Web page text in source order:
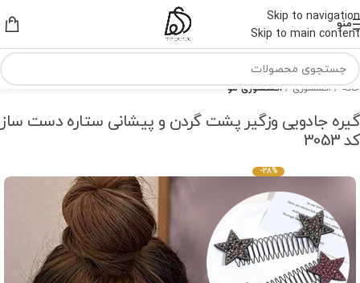
Skip to navigation
Skip to main content
منو
خانه اکسسوری اکسسوری مو
گیره جادویی وزگیر پشت گردن و پیشانی ستاره دست ساز
کد 3053
-28%